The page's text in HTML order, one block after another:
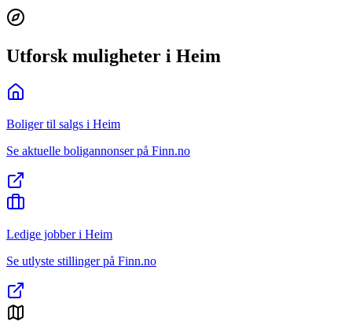
Utforsk muligheter i Heim
Boliger til salgs i Heim
Se aktuelle boligannonser på Finn.no
Ledige jobber i Heim
Se utlyste stillinger på Finn.no